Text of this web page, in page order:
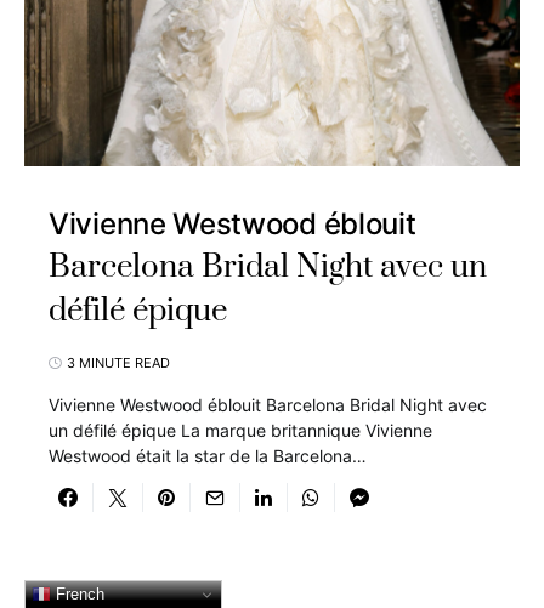
Vivienne Westwood éblouit
Barcelona Bridal Night avec un
défilé épique
3 MINUTE READ
Vivienne Westwood éblouit Barcelona Bridal Night avec
un défilé épique La marque britannique Vivienne
Westwood était la star de la Barcelona…
French